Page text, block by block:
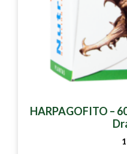
HARPAGOFITO –